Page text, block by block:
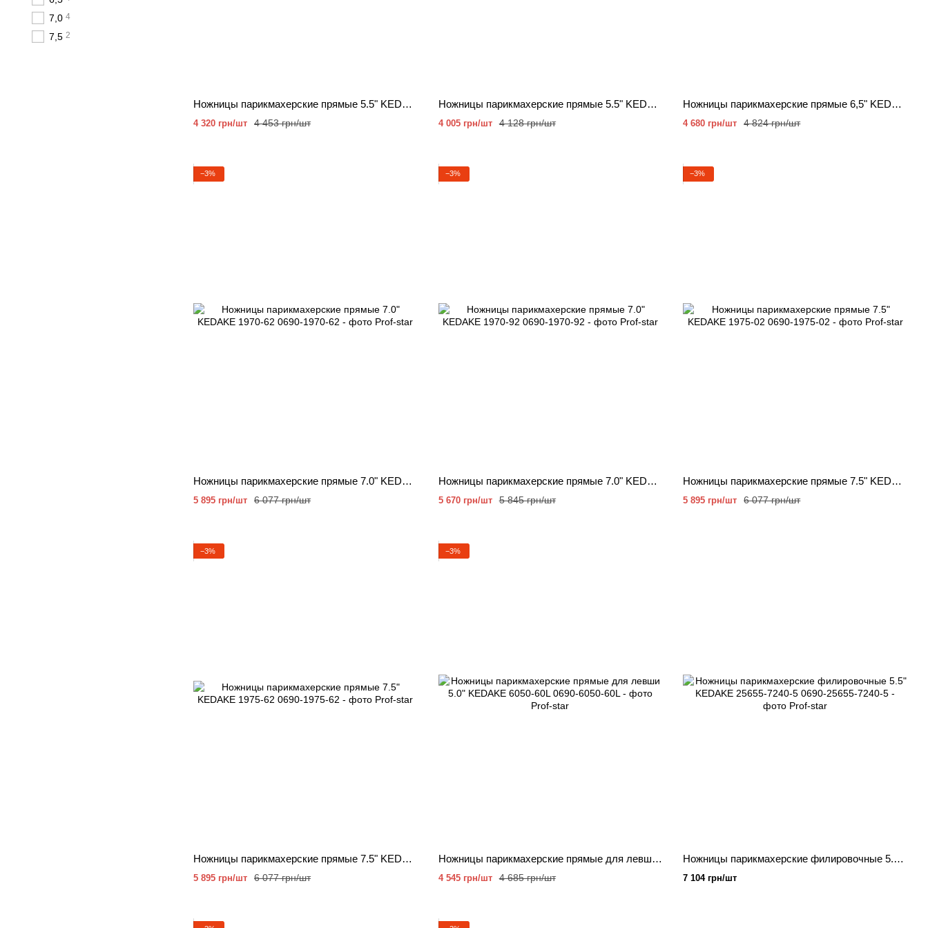
Ножницы парикмахерские прямые 5.5" KEDAKE 24055-90
4 453 грн/шт
4 320 грн/шт
Ножницы парикмахерские прямые 5.5" KEDAKE 5355Х-62
4 128 грн/шт
4 005 грн/шт
Ножницы парикмахерские прямые 6,5" KEDAKE 1965-90
4 824 грн/шт
4 680 грн/шт
−3%
Ножницы парикмахерские прямые 7.0" KEDAKE 1970-62
6 077 грн/шт
5 895 грн/шт
−3%
Ножницы парикмахерские прямые 7.0" KEDAKE 1970-92
5 845 грн/шт
5 670 грн/шт
−3%
Ножницы парикмахерские прямые 7.5" KEDAKE 1975-02
6 077 грн/шт
5 895 грн/шт
−3%
Ножницы парикмахерские прямые 7.5" KEDAKE 1975-62
6 077 грн/шт
5 895 грн/шт
−3%
Ножницы парикмахерские прямые для левши 5.0" KEDAKE 6050-60L
4 685 грн/шт
4 545 грн/шт
Ножницы парикмахерские филировочные 5.5" KEDAKE 25655-7240-5
7 104 грн/шт
7,0 4
7,5 2